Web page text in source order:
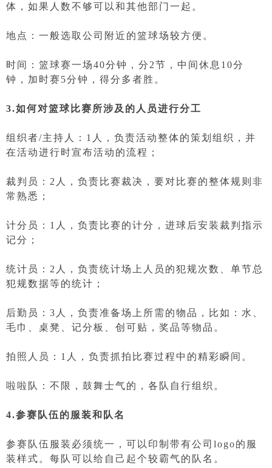
体，如果人数不够可以和其他部门一起。
地点：一般选取公司附近的篮球场较方便。
时间：篮球赛一场40分钟，分2节，中间休息10分
钟，加时赛5分钟，得分多者胜。
3.如何对篮球比赛所涉及的人员进行分工
组织者/主持人：1人，负责活动整体的策划组织，并
在活动进行时宣布活动的流程；
裁判员：2人，负责比赛裁决，要对比赛的整体规则非
常熟悉；
计分员：1人，负责比赛的计分，进球后安装裁判指示
记分；
统计员：2人，负责统计场上人员的犯规次数、单节总
犯规数据等的统计；
后勤员：3人，负责准备场上所需的物品，比如：水、
毛巾、桌凳、记分板、创可贴，奖品等物品。
拍照人员：1人，负责抓拍比赛过程中的精彩瞬间。
啦啦队：不限，鼓舞士气的，各队自行组织。
4.参赛队伍的服装和队名
参赛队伍服装必须统一，可以印制带有公司logo的服
装样式。每队可以给自己起个较霸气的队名。